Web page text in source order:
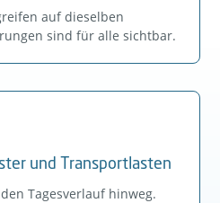
auf dieselben
sind für alle sichtbar.
und Transportlasten
Tagesverlauf hinweg.